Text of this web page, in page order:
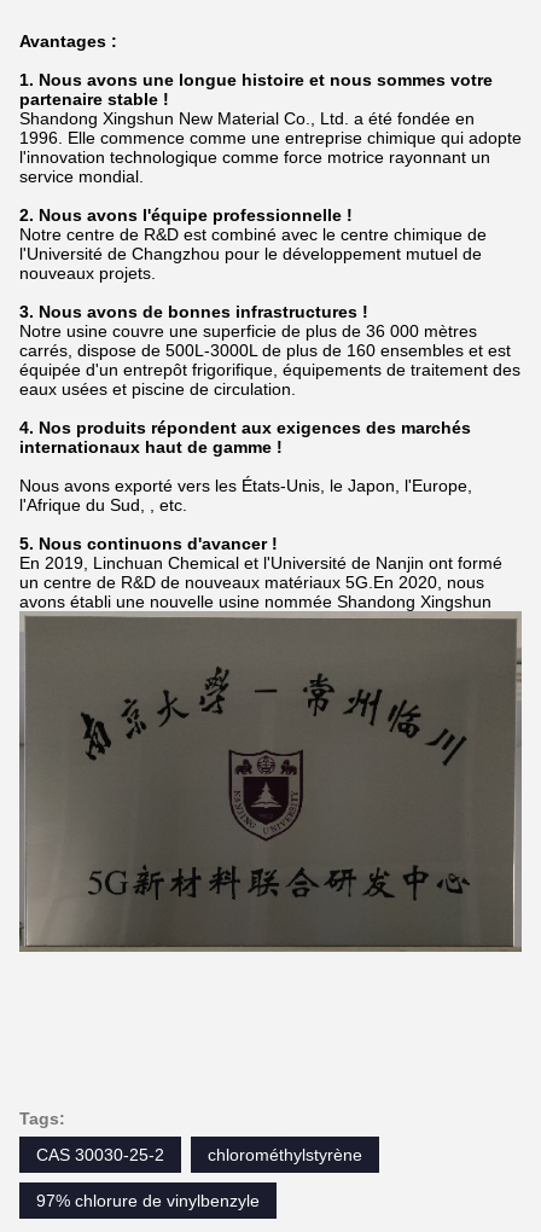
Avantages :
1. Nous avons une longue histoire et nous sommes votre
partenaire stable !
Shandong Xingshun New Material Co., Ltd. a été fondée en
1996. Elle commence comme une entreprise chimique qui adopte
l'innovation technologique comme force motrice rayonnant un
service mondial.
2. Nous avons l'équipe professionnelle !
Notre centre de R&D est combiné avec le centre chimique de
l'Université de Changzhou pour le développement mutuel de
nouveaux projets.
3. Nous avons de bonnes infrastructures !
Notre usine couvre une superficie de plus de 36 000 mètres
carrés, dispose de 500L-3000L de plus de 160 ensembles et est
équipée d'un entrepôt frigorifique, équipements de traitement des
eaux usées et piscine de circulation.
4. Nos produits répondent aux exigences des marchés
internationaux haut de gamme !
Nous avons exporté vers les États-Unis, le Japon, l'Europe,
l'Afrique du Sud, , etc.
5. Nous continuons d'avancer !
En 2019, Linchuan Chemical et l'Université de Nanjin ont formé
un centre de R&D de nouveaux matériaux 5G.En 2020, nous
avons établi une nouvelle usine nommée Shandong Xingshun
Tags:
CAS 30030-25-2
chlorométhylstyrène
97% chlorure de vinylbenzyle